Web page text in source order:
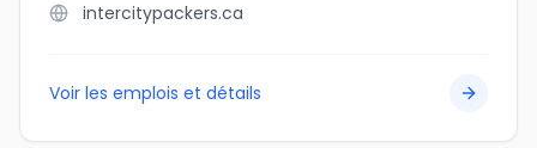
intercitypackers.ca
Voir les emplois et détails